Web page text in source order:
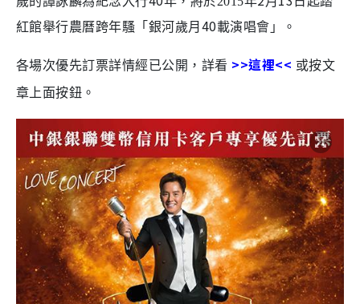
紅館舉行農曆跨年騷「銀河歲月 40載演唱會」。
各場次優先訂票詳情經已公開，詳看 >>這裡<< 或按文
章上面按鈕。